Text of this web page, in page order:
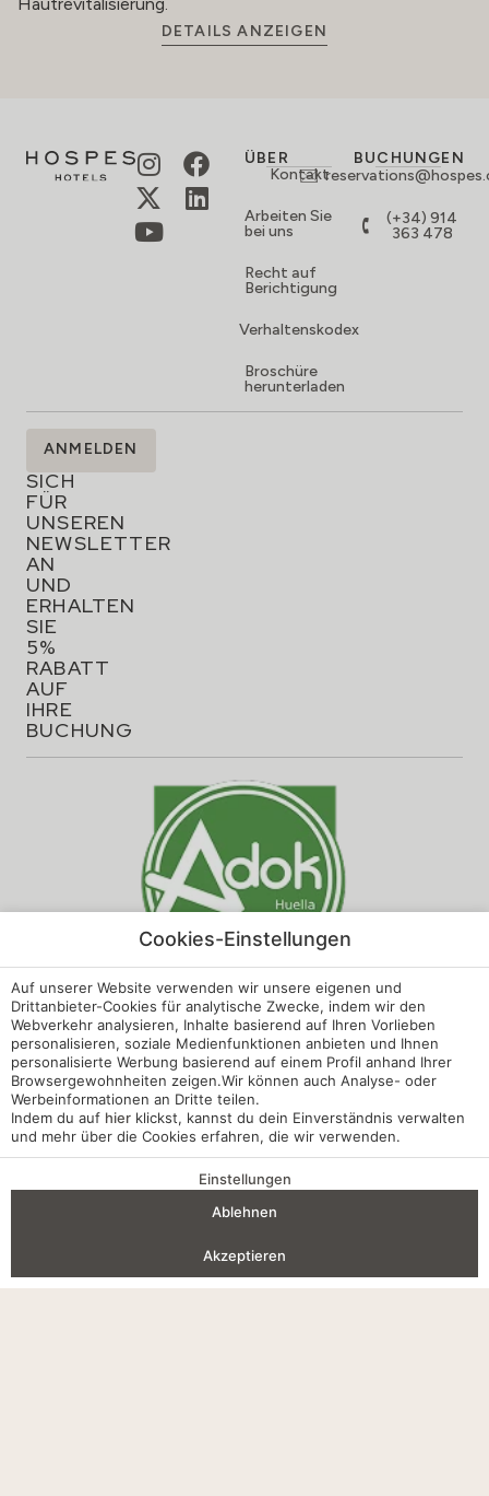
VORTEILE EINER BUCHUNG
DETAILS ANZEIGEN
ÜBER
Kontakt
Arbeiten Sie
bei uns
Recht auf
Berichtigung
Verhaltenskodex
Broschüre
herunterladen
BUCHUNGEN
(+34) 914
363 478
MELDEN
SIE
SICH
FÜR
UNSEREN
NEWSLETTER
AN
UND
ERHALTEN
SIE
5%
RABATT
AUF
IHRE
BUCHUNG
ANMELDEN
Impressum
Cookie-Richtlinien
Datenschutzrichtlinien
Interne Vorschriften
Cookies-Einstellungen
Auf unserer Website verwenden wir unsere eigenen und
Drittanbieter-Cookies für analytische Zwecke, indem wir den
Webverkehr analysieren, Inhalte basierend auf Ihren Vorlieben
personalisieren, soziale Medienfunktionen anbieten und Ihnen
personalisierte Werbung basierend auf einem Profil anhand Ihrer
Browsergewohnheiten zeigen.Wir können auch Analyse- oder
Werbeinformationen an Dritte teilen.
Indem du auf hier klickst, kannst du dein Einverständnis verwalten
und mehr über die Cookies erfahren, die wir verwenden.
Einstellungen
Ablehnen
Akzeptieren